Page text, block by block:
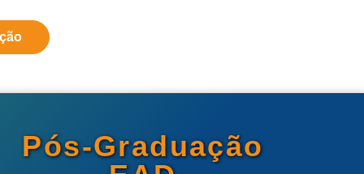
Pós-Graduação